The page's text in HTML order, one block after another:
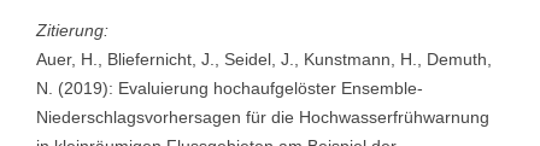
Zitierung:
Auer, H., Bliefernicht, J., Seidel, J., Kunstmann, H., Demuth,
N. (2019): Evaluierung hochaufgelöster Ensemble-
Niederschlagsvorhersagen für die Hochwasserfrühwarnung